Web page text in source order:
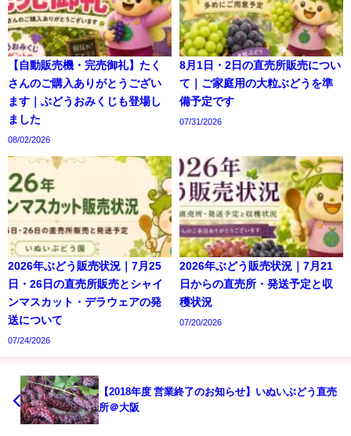
【自動販売機・完売御礼】たく
さんのご購入ありがとうござい
ます｜ぶどうおみくじも登場し
ました
08/02/2026
8月1日・2日の直売所販売につい
て｜ご家庭用の大粒ぶどうを準
備予定です
07/31/2026
2026年ぶどう販売状況｜7月25
日・26日の直売所販売とシャイ
ンマスカット・デラウェアの発
送について
07/24/2026
2026年ぶどう販売状況｜7月21
日からの直売所・発送予定と収
穫状況
07/20/2026
【2018年度 営業終了のお知らせ】いぬいぶどう直売
所＠大阪